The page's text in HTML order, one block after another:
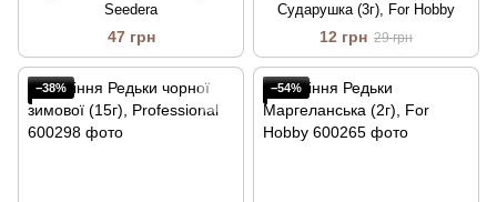
Seedera
47 грн
Сударушка (3г), For Hobby
12 грн 29 грн
−38% −54%